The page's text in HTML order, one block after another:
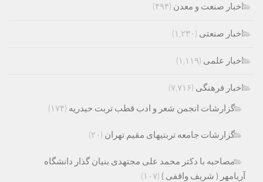
اخبار صنعت و معدن (۴۹۴)
اخبار صنعتی (۱,۲۳۰)
اخبار علمی (۱,۱۱۹)
اخبار فرهنگی (۷,۷۱۶)
گزارشات انجمن شعر و ادب قطب تربت حیدریه (۱۷۴)
گزارشات جامعه تربتیهای مقیم تهران (۲۰)
مصاحبه با دکتر محمد علی مجتهدی بنیان گذار دانشگاه
آریامهر ( شریف واقفی ) (۱۰۷)